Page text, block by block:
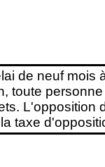
de neuf
toute
L'opposition
taxe